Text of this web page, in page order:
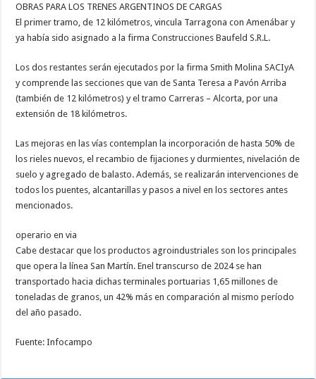
OBRAS PARA LOS TRENES ARGENTINOS DE CARGAS
El primer tramo, de 12 kilómetros, vincula Tarragona con Amenábar y
ya había sido asignado a la firma Construcciones Baufeld S.R.L.
Los dos restantes serán ejecutados por la firma Smith Molina SACIyA
y comprende las secciones que van de Santa Teresa a Pavón Arriba
(también de 12 kilómetros) y el tramo Carreras – Alcorta, por una
extensión de 18 kilómetros.
Las mejoras en las vías contemplan la incorporación de hasta 50% de
los rieles nuevos, el recambio de fijaciones y durmientes, nivelación de
suelo y agregado de balasto. Además, se realizarán intervenciones de
todos los puentes, alcantarillas y pasos a nivel en los sectores antes
mencionados.
operario en via
Cabe destacar que los productos agroindustriales son los principales
que opera la línea San Martín. Enel transcurso de 2024 se han
transportado hacia dichas terminales portuarias 1,65 millones de
toneladas de granos, un 42% más en comparación al mismo período
del año pasado.
Fuente: Infocampo